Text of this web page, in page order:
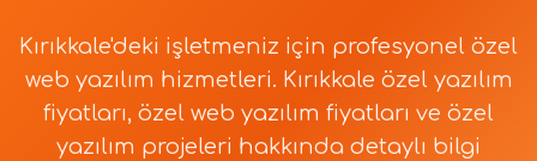
Kırıkkale'deki işletmeniz için profesyonel özel
web yazılım hizmetleri. Kırıkkale özel yazılım
fiyatları, özel web yazılım fiyatları ve özel
yazılım projeleri hakkında detaylı bilgi